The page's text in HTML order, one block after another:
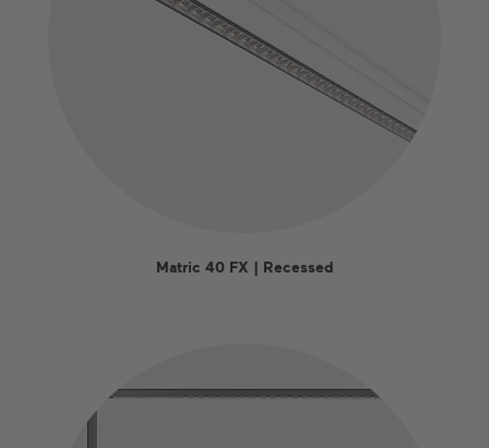
Matric 40 FX | Recessed